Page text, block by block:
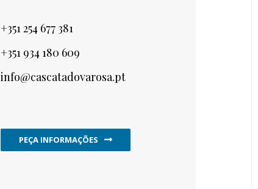
+351 254 677 381
+351 934 180 609
info@cascatadovarosa.pt
PEÇA INFORMAÇÕES